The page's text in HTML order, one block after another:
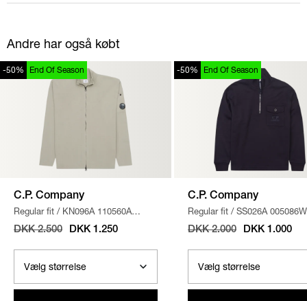
Andre har også købt
-50% End Of Season
C.P. Company
Regular fit / KN096A 110560A
STRIK / SAND
DKK 2.500 DKK 1.250
-50% End Of Season
C.P. Company
Regular fit / SS026A 005086W
SWEATSHIRT
/ NAVY
DKK 2.000 DKK 1.000